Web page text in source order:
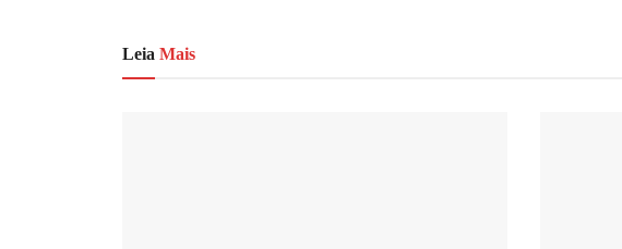
Leia Mais